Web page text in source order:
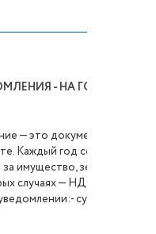
- НА ГОСУСЛУГАХ!
— это документ, в
Каждый год
имущество, землю и
случаях — НДФЛ. Что
су...